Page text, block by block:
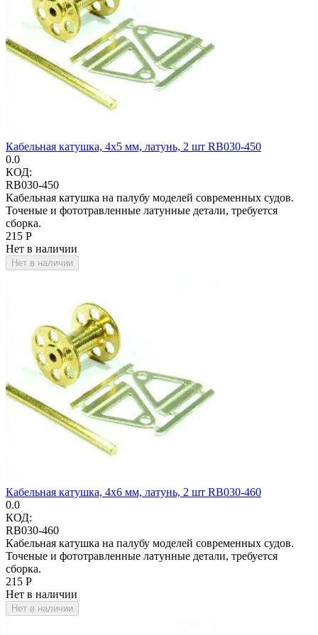
Кабельная катушка, 4х5 мм, латунь, 2 шт RB030-450
0.0
КОД:
RB030-450
Кабельная катушка на палубу моделей современных судов.
Точеные и фототравленные латунные детали, требуется
сборка.
‍215‍ Р
Нет в наличии
Нет в наличии
Кабельная катушка, 4х6 мм, латунь, 2 шт RB030-460
0.0
КОД:
RB030-460
Кабельная катушка на палубу моделей современных судов.
Точеные и фототравленные латунные детали, требуется
сборка.
‍215‍ Р
Нет в наличии
Нет в наличии